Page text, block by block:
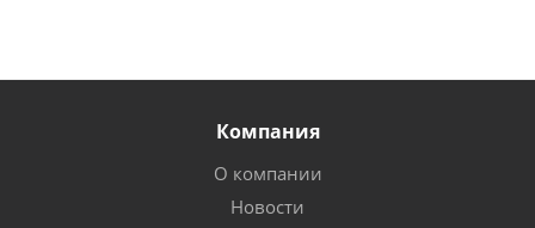
Компания
О компании
Новости